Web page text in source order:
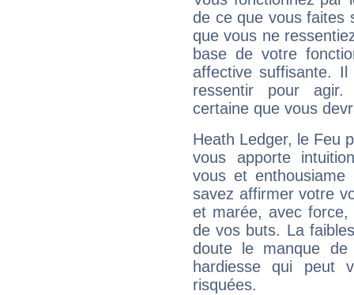
de ce que vous faites
que vous ne
base de votre
affective suffisante.
ressentir pour agir.
certaine que vous
Heath Ledger, le Feu
vous apporte
vous et
savez affirmer votre
et marée, avec
de vos buts. La
doute le manque
hardiesse qui peut
risquées.